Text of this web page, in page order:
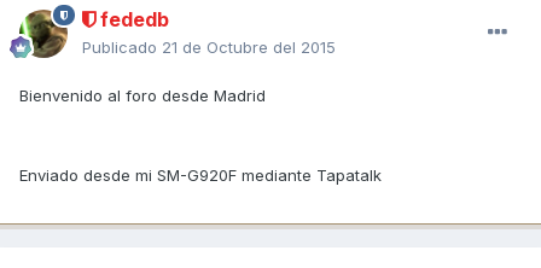
fededb
Publicado 21 de Octubre del 2015
Bienvenido al foro desde Madrid
Enviado desde mi SM-G920F mediante Tapatalk